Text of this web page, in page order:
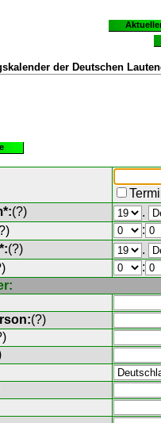
der Deutschen
(?)
.
) :
(?) .
) :
(?)
)